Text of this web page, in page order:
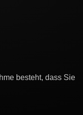
besteht, dass Sie